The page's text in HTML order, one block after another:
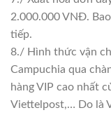
2.000.000 VNĐ.
tiếp.
8./ Hình thức vận
Campuchia qua
hàng VIP cao nhất
Viettelpost,… Do là